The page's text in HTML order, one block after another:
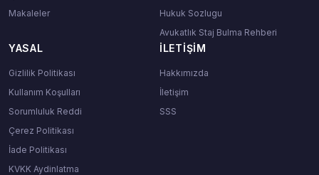
Makaleler
Hukuk Sozlugu
Avukatlık Staj Bulma Rehberi
YASAL
Gizlilik Politikası
Kullanım Koşulları
Sorumluluk Reddi
Çerez Politikası
İade Politikası
KVKK Aydinlatma
İLETIŞIM
Hakkımızda
İletişim
SSS